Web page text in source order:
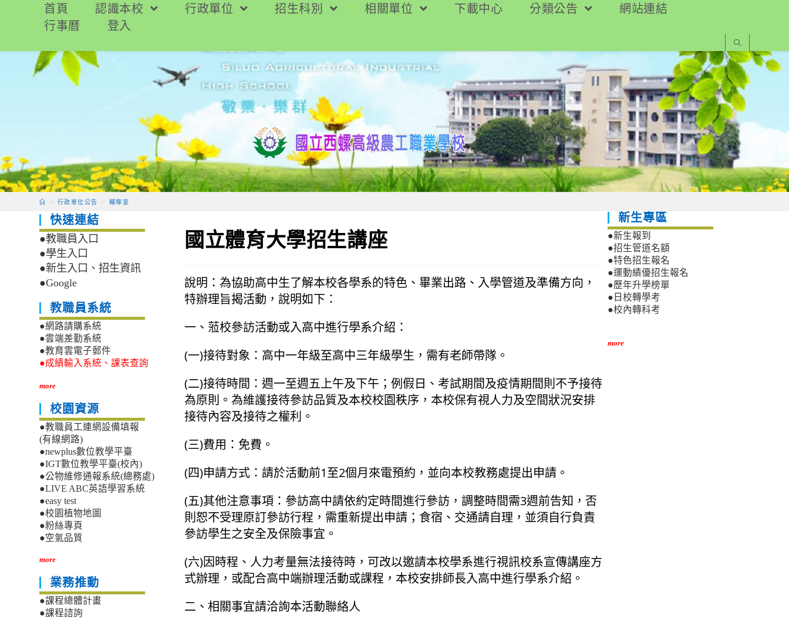
要
首頁 認識本校 行政單位 招生科別 相關單位 下載中心 分類公告
網站連結
行事曆
登入
> 行政單位公告 > 輔導室
國立體育大學招生講座
說明：為協助高中生了解本校各學系的特色、畢業出路、入學管道及準備方向，
特辦理旨揭活動，說明如下：
一、蒞校參訪活動或入高中進行學系介紹：
(一)接待對象：高中一年級至高中三年級學生，需有老師帶隊。
(二)接待時間：週一至週五上午及下午；例假日、考試期間及疫情期間則不予接待
為原則。為維護接待參訪品質及本校校園秩序，本校保有視人力及空間狀況安排
接待內容及接待之權利。
(三)費用：免費。
(四)申請方式：請於活動前1至2個月來電預約，並向本校教務處提出申請。
(五)其他注意事項：參訪高中請依約定時間進行參訪，調整時間需3週前告知，否
則恕不受理原訂參訪行程，需重新提出申請；食宿、交通請自理，並須自行負責
參訪學生之安全及保險事宜。
(六)因時程、人力考量無法接待時，可改以邀請本校學系進行視訊校系宣傳講座方
式辦理，或配合高中端辦理活動或課程，本校安排師長入高中進行學系介紹。
二、相關事宜請洽詢本活動聯絡人
快速連結
●教職員入口
●學生入口
●新生入口、招生資訊
●Google
教職員系統
●網路請購系統
●雲端差勤系統
●教育雲電子郵件
●成績輸入系統、課表查詢
more
校園資源
●教職員工連網設備填報
(有線網路)
●newplus數位教學平臺
●IGT數位教學平臺(校內)
●公物維修通報系統(總務處)
●LIVE ABC英語學習系統
●easy test
●校園植物地圖
●粉絲專頁
●空氣品質
more
業務推動
●課程總體計畫
●課程諮詢
新生專區
●新生報到
●招生管道名額
●特色招生報名
●運動績優招生報名
●歷年升學榜單
●日校轉學考
●校內轉科考
more